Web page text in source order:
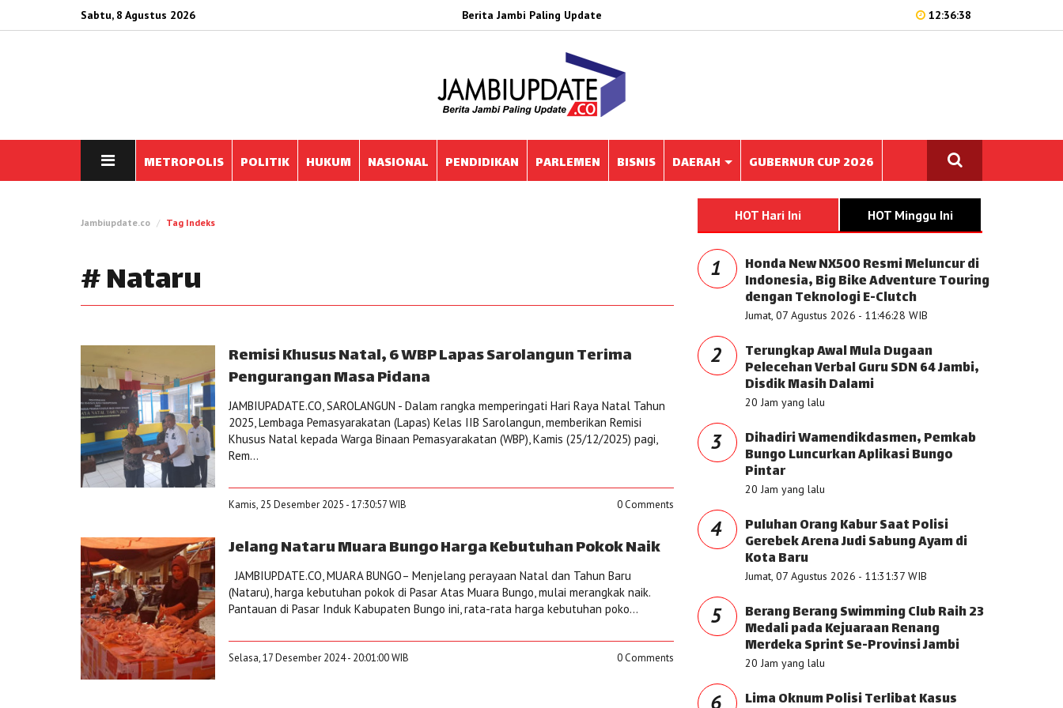
Sabtu, 8 Agustus 2026 Berita Jambi Paling Update 12:36:38
METROPOLIS POLITIK HUKUM NASIONAL PENDIDIKAN PARLEMEN BISNIS DAERAH GUBERNUR CUP 2026
Jambiupdate.co Tag Indeks
# Nataru
Remisi Khusus Natal, 6 WBP Lapas Sarolangun Terima
Pengurangan Masa Pidana
JAMBIUPADATE.CO, SAROLANGUN - Dalam rangka memperingati Hari Raya Natal Tahun
2025, Lembaga Pemasyarakatan (Lapas) Kelas IIB Sarolangun, memberikan Remisi
Khusus Natal kepada Warga Binaan Pemasyarakatan (WBP), Kamis (25/12/2025) pagi,
Rem...
Kamis, 25 Desember 2025 - 17:30:57 WIB 0 Comments
Jelang Nataru Muara Bungo Harga Kebutuhan Pokok Naik
JAMBIUPDATE.CO, MUARA BUNGO– Menjelang perayaan Natal dan Tahun Baru
(Nataru), harga kebutuhan pokok di Pasar Atas Muara Bungo, mulai merangkak naik.
Pantauan di Pasar Induk Kabupaten Bungo ini, rata-rata harga kebutuhan poko...
Selasa, 17 Desember 2024 - 20:01:00 WIB 0 Comments
HOT Hari Ini HOT Minggu Ini
1 Honda New NX500 Resmi Meluncur di
Indonesia, Big Bike Adventure Touring
dengan Teknologi E-Clutch
Jumat, 07 Agustus 2026 - 11:46:28 WIB
2 Terungkap Awal Mula Dugaan
Pelecehan Verbal Guru SDN 64 Jambi,
Disdik Masih Dalami
20 Jam yang lalu
3 Dihadiri Wamendikdasmen, Pemkab
Bungo Luncurkan Aplikasi Bungo
Pintar
20 Jam yang lalu
4 Puluhan Orang Kabur Saat Polisi
Gerebek Arena Judi Sabung Ayam di
Kota Baru
Jumat, 07 Agustus 2026 - 11:31:37 WIB
5 Berang Berang Swimming Club Raih 23
Medali pada Kejuaraan Renang
Merdeka Sprint Se-Provinsi Jambi
20 Jam yang lalu
6 Lima Oknum Polisi Terlibat Kasus